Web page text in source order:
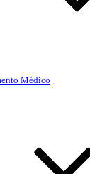
Médico